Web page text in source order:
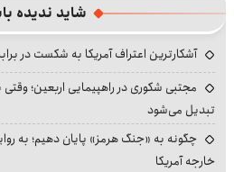
شاید ندیده
آشکارترین اعتراف آمریکا به شکست در
مجتبی شکوری در راهپیمایی اربعین؛ وقتی
تبدیل می‌شود
چگونه به «جنگ هرمز» پایان دهیم؛ به
خارجه آمریکا